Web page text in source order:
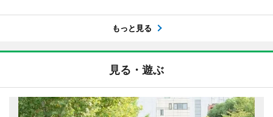
もっと見る
見る・遊ぶ